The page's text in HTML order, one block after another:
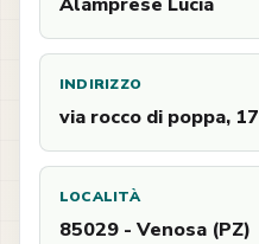
INDIRIZZO
via rocco di poppa, 17
LOCALITÀ
85029 - Venosa (PZ)